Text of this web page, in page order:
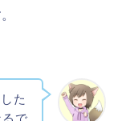
た